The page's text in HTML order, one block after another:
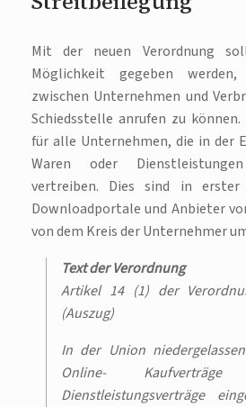
Mit der neuen Verordnung
Möglichkeit gegeben
zwischen Unternehmen und
Schiedsstelle anrufen zu
für alle Unternehmen, die in der
Waren oder
vertreiben. Dies sind in erster
Downloadportale und Anbieter
von dem Kreis der Unternehmer
Text der Verordnung
Artikel 14 (1) der
(Auszug)
In der Union
Online-
Dienstleistungsverträge